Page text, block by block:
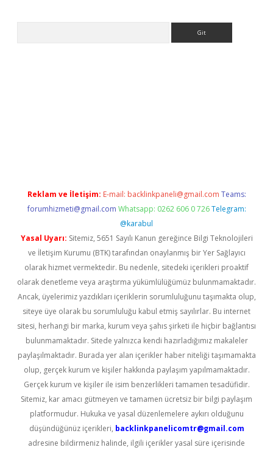
Reklam ve İletişim: E-mail: backlinkpaneli@gmail.com Teams:
forumhizmeti@gmail.com Whatsapp: 0262 606 0 726 Telegram:
@karabul
Yasal Uyarı: Sitemiz, 5651 Sayılı Kanun gereğince Bilgi Teknolojileri
ve İletişim Kurumu (BTK) tarafından onaylanmış bir Yer Sağlayıcı
olarak hizmet vermektedir. Bu nedenle, sitedeki içerikleri proaktif
olarak denetleme veya araştırma yükümlülüğümüz bulunmamaktadır.
Ancak, üyelerimiz yazdıkları içeriklerin sorumluluğunu taşımakta olup,
siteye üye olarak bu sorumluluğu kabul etmiş sayılırlar. Bu internet
sitesi, herhangi bir marka, kurum veya şahıs şirketi ile hiçbir bağlantısı
bulunmamaktadır. Sitede yalnızca kendi hazırladığımız makaleler
paylaşılmaktadır. Burada yer alan içerikler haber niteliği taşımamakta
olup, gerçek kurum ve kişiler hakkında paylaşım yapılmamaktadır.
Gerçek kurum ve kişiler ile isim benzerlikleri tamamen tesadüfidir.
Sitemiz, kar amacı gütmeyen ve tamamen ücretsiz bir bilgi paylaşım
platformudur. Hukuka ve yasal düzenlemelere aykırı olduğunu
düşündüğünüz içerikleri, backlinkpanelicomtr@gmail.com
adresine bildirmeniz halinde, ilgili içerikler yasal süre içerisinde